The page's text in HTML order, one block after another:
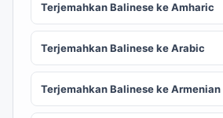
Terjemahkan Balinese ke Amharic
Terjemahkan Balinese ke Arabic
Terjemahkan Balinese ke Armenian